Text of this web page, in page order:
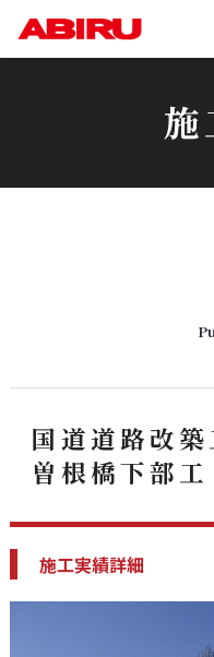
施
国道道路改
曽根橋下部
施工実績詳細